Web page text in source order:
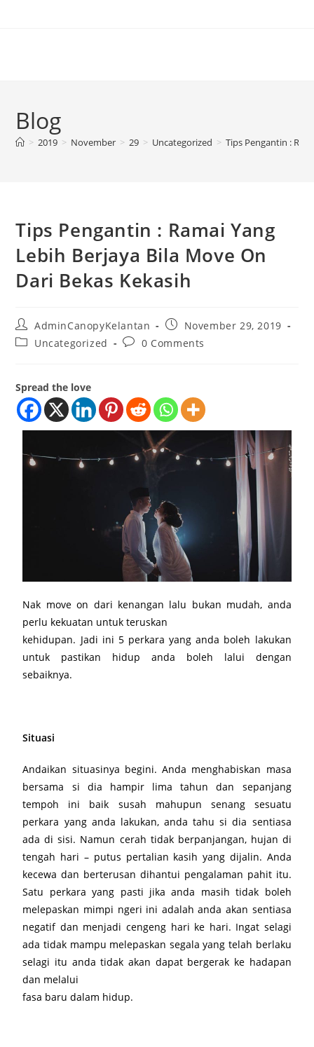
Blog
> 2019 > November > 29 > Uncategorized > Tips Pengantin :
Tips Pengantin : Ramai Yang
Lebih Berjaya Bila Move On
Dari Bekas Kekasih
AdminCanopyKelantan
November 29, 2019
Uncategorized
0 Comments
Spread the love
Nak move on dari kenangan lalu bukan mudah, anda
perlu kekuatan untuk teruskan
kehidupan. Jadi ini 5 perkara yang anda boleh lakukan
untuk pastikan hidup anda boleh lalui dengan
sebaiknya.
Situasi
Andaikan situasinya begini. Anda menghabiskan masa
bersama si dia hampir lima tahun dan sepanjang
tempoh ini baik susah mahupun senang sesuatu
perkara yang anda lakukan, anda tahu si dia sentiasa
ada di sisi. Namun cerah tidak berpanjangan, hujan di
tengah hari – putus pertalian kasih yang dijalin. Anda
kecewa dan berterusan dihantui pengalaman pahit itu.
Satu perkara yang pasti jika anda masih tidak boleh
melepaskan mimpi ngeri ini adalah anda akan sentiasa
negatif dan menjadi cengeng hari ke hari. Ingat selagi
ada tidak mampu melepaskan segala yang telah berlaku
selagi itu anda tidak akan dapat bergerak ke hadapan
dan melalui
fasa baru dalam hidup.